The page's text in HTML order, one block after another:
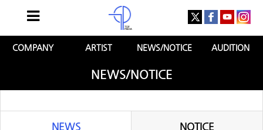
COMPANY ARTIST NEWS/NOTICE AUDITION
NEWS/NOTICE
NEWS NOTICE